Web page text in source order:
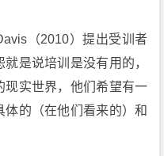
（2010）提出受训者
是说培训是没有用的，
现实世界，他们希望有一
的（在他们看来的）和